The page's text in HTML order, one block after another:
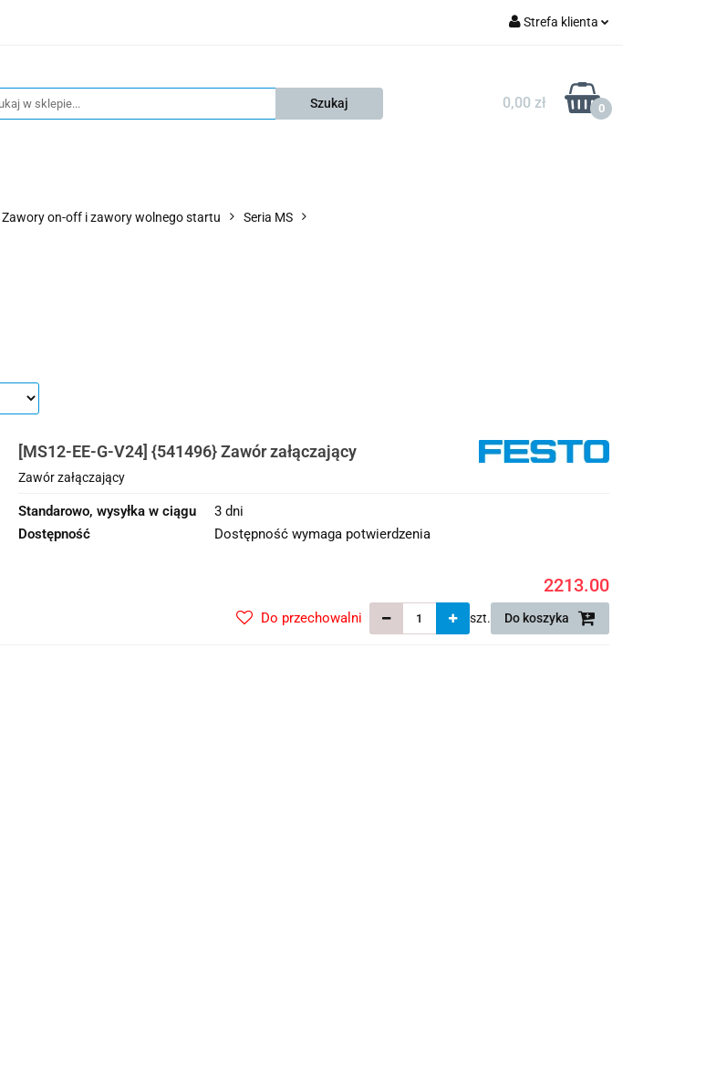
Strefa klienta
Zarejestruj się
Dodaj zgłoszenie
0,00 zł 0
KSP
Zawory on-off i zawory wolnego startu Seria MS
[MS12-EE-G-V24] {541496} Zawór załączający
Zawór załączający
Standarowo, wysyłka w ciągu
3 dni
Dostępność
Dostępność wymaga potwierdzenia
2213.00
szt. Do koszyka
Do przechowalni